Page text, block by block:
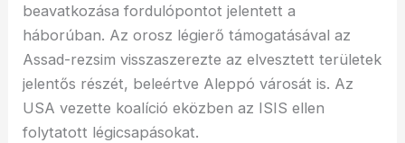
beavatkozása fordulópontot jelentett a
háborúban. Az orosz légierő támogatásával az
Assad-rezsim visszaszerezte az elvesztett területek
jelentős részét, beleértve Aleppó városát is. Az
USA vezette koalíció eközben az ISIS ellen
folytatott légicsapásokat.